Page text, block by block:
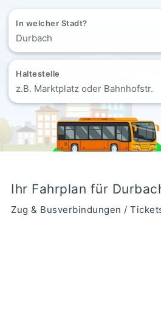
In welcher Stadt?
Durbach
Haltestelle
z.B. Marktplatz oder Bahnhofstr.
Ihr Fahrplan für
Zug & Busverbindungen /